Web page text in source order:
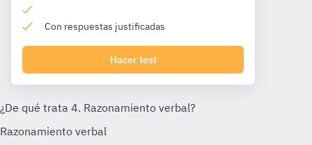
Con respuestas justificadas
Hacer test